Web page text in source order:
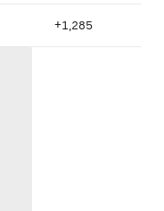
+1,285